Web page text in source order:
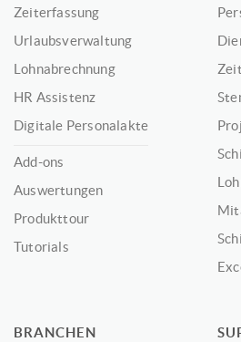
Zeiterfassung
Urlaubsverwaltung
Lohnabrechnung
HR Assistenz
Digitale Personalakte
Add-ons
Auswertungen
Produkttour
Tutorials
BRANCHEN